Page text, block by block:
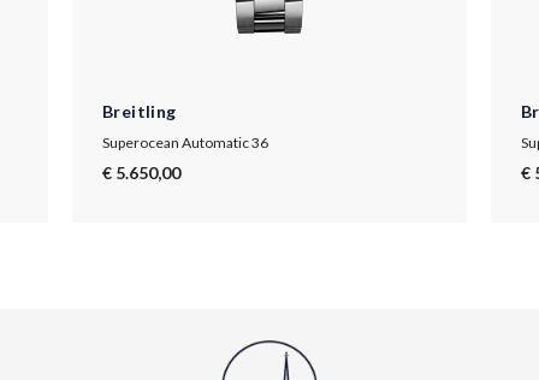
Breitling
Superocean Automatic 36
€ 5.650,00 €